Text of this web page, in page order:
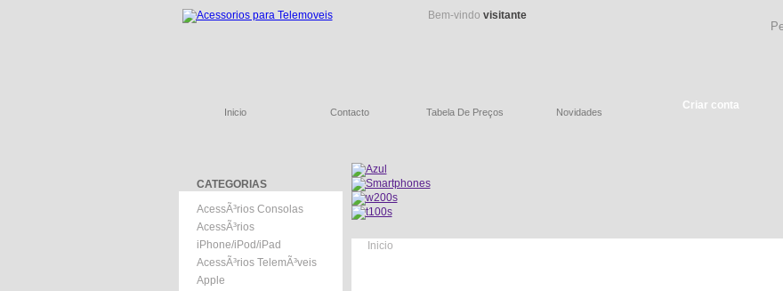
Bem-vindo visitante
Inicio Contacto Tabela De Preços Novidades
Criar conta
CATEGORIAS
AcessÃ³rios Consolas
AcessÃ³rios
iPhone/iPod/iPad
AcessÃ³rios TelemÃ³veis
Apple
Inicio